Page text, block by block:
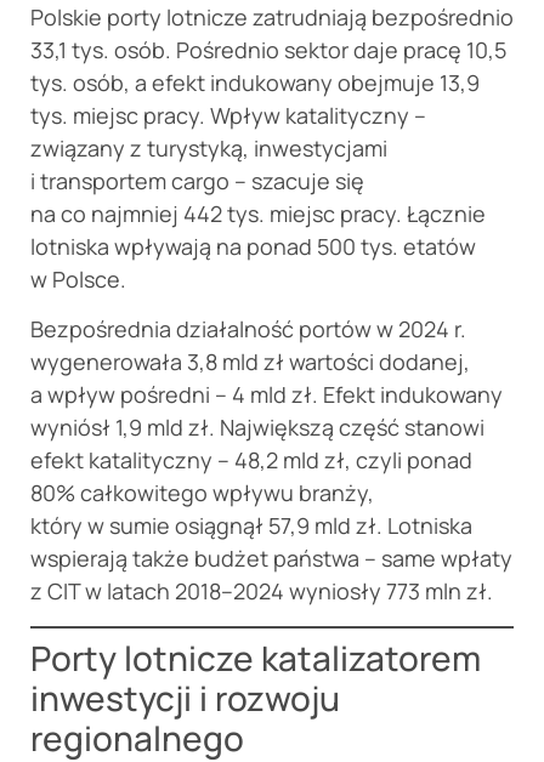
Polskie porty lotnicze zatrudniają bezpośrednio
33,1 tys. osób. Pośrednio sektor daje pracę 10,5
tys. osób, a efekt indukowany obejmuje 13,9
tys. miejsc pracy. Wpływ katalityczny –
związany z turystyką, inwestycjami
i transportem cargo – szacuje się
na co najmniej 442 tys. miejsc pracy. Łącznie
lotniska wpływają na ponad 500 tys. etatów
w Polsce.
Bezpośrednia działalność portów w 2024 r.
wygenerowała 3,8 mld zł wartości dodanej,
a wpływ pośredni – 4 mld zł. Efekt indukowany
wyniósł 1,9 mld zł. Największą część stanowi
efekt katalityczny – 48,2 mld zł, czyli ponad
80% całkowitego wpływu branży,
który w sumie osiągnął 57,9 mld zł. Lotniska
wspierają także budżet państwa – same wpłaty
z CIT w latach 2018–2024 wyniosły 773 mln zł.
Porty lotnicze katalizatorem
inwestycji i rozwoju
regionalnego